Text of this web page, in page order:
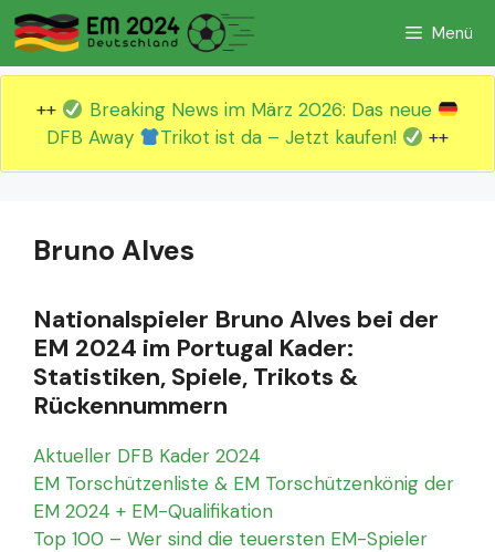
Zum
Inhalt
springen
Menü
++
Breaking News im März 2026: Das neue
DFB Away
Trikot ist da – Jetzt kaufen! ++
Bruno Alves
Nationalspieler Bruno Alves bei der
EM 2024 im Portugal Kader:
Statistiken, Spiele, Trikots &
Rückennummern
Aktueller DFB Kader 2024
EM Torschützenliste & EM Torschützenkönig der
EM 2024 + EM-Qualifikation
Top 100 – Wer sind die teuersten EM-Spieler